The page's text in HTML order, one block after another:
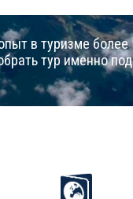
в туризме более
тур именно под